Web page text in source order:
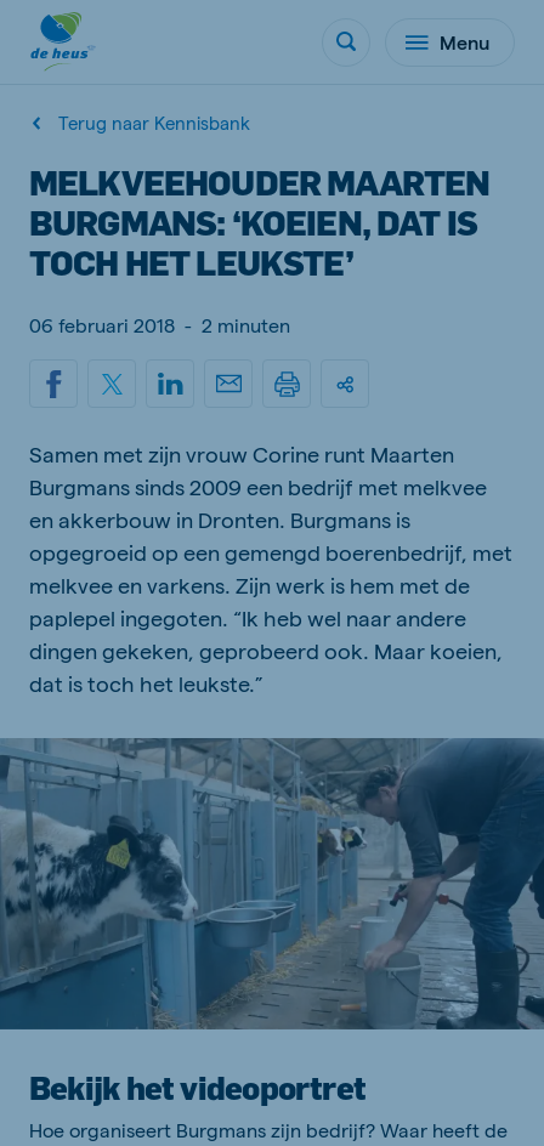
Menu
Terug naar Kennisbank
MELKVEEHOUDER MAARTEN
BURGMANS: ‘KOEIEN, DAT IS
TOCH HET LEUKSTE’
06 februari 2018 - 2 minuten
Samen met zijn vrouw Corine runt Maarten
Burgmans sinds 2009 een bedrijf met melkvee
en akkerbouw in Dronten. Burgmans is
opgegroeid op een gemengd boerenbedrijf, met
melkvee en varkens. Zijn werk is hem met de
paplepel ingegoten. “Ik heb wel naar andere
dingen gekeken, geprobeerd ook. Maar koeien,
dat is toch het leukste.”
Bekijk het videoportret
Hoe organiseert Burgmans zijn bedrijf? Waar heeft de